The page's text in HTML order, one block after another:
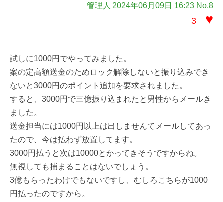
管理人 2024年06月09日 16:23 No.8
3 ♥
試しに1000円でやってみました。
案の定高額送金のためロック解除しないと振り込みでき
ないと3000円のポイント追加を要求されました。
すると、3000円で三億振り込まれたと男性からメールき
ました。
送金担当には1000円以上は出しませんてメールしてあっ
たので、今は払わず放置してます。
3000円払うと次は10000とかってきそうですからね。
無視しても捕まることはないでしょう。
3億もらったわけでもないですし、むしろこちらが1000
円払ったのですから。